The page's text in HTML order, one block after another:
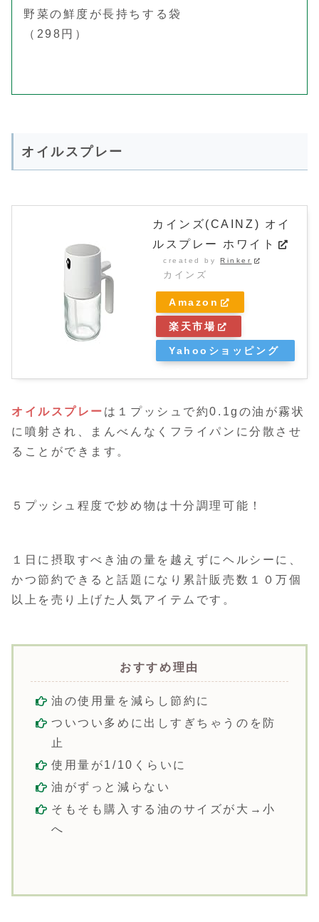
野菜の鮮度が長持ちする袋
（298円）
オイルスプレー
カインズ(CAINZ) オイ
ルスプレー ホワイト
created byRinker
カインズ
Amazon
楽天市場
Yahooショッピング
オイルスプレー は１プッシュで約0.1gの油が霧状
に噴射され、まんべんなくフライパンに分散させ
ることができます。
５プッシュ程度で炒め物は十分調理可能！
１日に摂取すべき油の量を越えずにヘルシーに、
かつ節約できると話題になり累計販売数１０万個
以上を売り上げた人気アイテムです。
おすすめ理由
油の使用量を減らし節約に
ついつい多めに出しすぎちゃうのを防
止
使用量が1/10くらいに
油がずっと減らない
そもそも購入する油のサイズが大→小
へ